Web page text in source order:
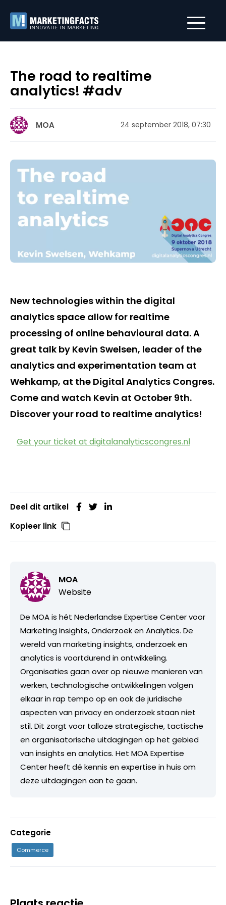
The road to realtime
analytics! #adv
MOA 24 september 2018, 07:30
New technologies within the digital
analytics space allow for realtime
processing of online behavioural data. A
great talk by Kevin Swelsen, leader of the
analytics and experimentation team at
Wehkamp, at the Digital Analytics Congres.
Come and watch Kevin at October 9th.
Discover your road to realtime analytics!
Get your ticket at digitalanalyticscongres.nl
Deel dit artikel
Kopieer link
MOA
Website
De MOA is hét Nederlandse Expertise Center voor
Marketing Insights, Onderzoek en Analytics. De
wereld van marketing insights, onderzoek en
analytics is voortdurend in ontwikkeling.
Organisaties gaan over op nieuwe manieren van
werken, technologische ontwikkelingen volgen
elkaar in rap tempo op en ook de juridische
aspecten van privacy en onderzoek staan niet
stil. Dit zorgt voor talloze strategische, tactische
en organisatorische uitdagingen op het gebied
van insights en analytics. Het MOA Expertise
Center heeft dé kennis en expertise in huis om
deze uitdagingen aan te gaan.
Categorie
Commerce